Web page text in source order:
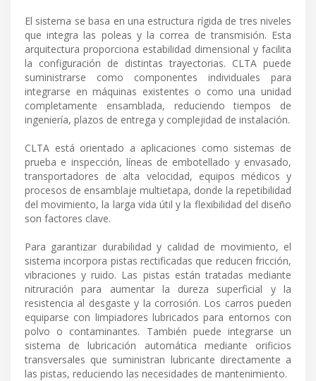
El sistema se basa en una estructura rígida de tres niveles
que integra las poleas y la correa de transmisión. Esta
arquitectura proporciona estabilidad dimensional y facilita
la configuración de distintas trayectorias. CLTA puede
suministrarse como componentes individuales para
integrarse en máquinas existentes o como una unidad
completamente ensamblada, reduciendo tiempos de
ingeniería, plazos de entrega y complejidad de instalación.
CLTA está orientado a aplicaciones como sistemas de
prueba e inspección, líneas de embotellado y envasado,
transportadores de alta velocidad, equipos médicos y
procesos de ensamblaje multietapa, donde la repetibilidad
del movimiento, la larga vida útil y la flexibilidad del diseño
son factores clave.
Para garantizar durabilidad y calidad de movimiento, el
sistema incorpora pistas rectificadas que reducen fricción,
vibraciones y ruido. Las pistas están tratadas mediante
nitruración para aumentar la dureza superficial y la
resistencia al desgaste y la corrosión. Los carros pueden
equiparse con limpiadores lubricados para entornos con
polvo o contaminantes. También puede integrarse un
sistema de lubricación automática mediante orificios
transversales que suministran lubricante directamente a
las pistas, reduciendo las necesidades de mantenimiento.